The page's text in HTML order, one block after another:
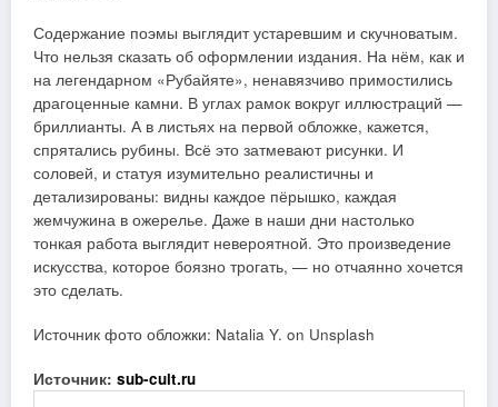
Содержание поэмы выглядит устаревшим и скучноватым.
Что нельзя сказать об оформлении издания. На нём, как и
на легендарном «Рубайяте», ненавязчиво примостились
драгоценные камни. В углах рамок вокруг иллюстраций —
бриллианты. А в листьях на первой обложке, кажется,
спрятались рубины. Всё это затмевают рисунки. И
соловей, и статуя изумительно реалистичны и
детализированы: видны каждое пёрышко, каждая
жемчужина в ожерелье. Даже в наши дни настолько
тонкая работа выглядит невероятной. Это произведение
искусства, которое боязно трогать, — но отчаянно хочется
это сделать.
Источник фото обложки: Natalia Y. on Unsplash
Источник: sub-cult.ru